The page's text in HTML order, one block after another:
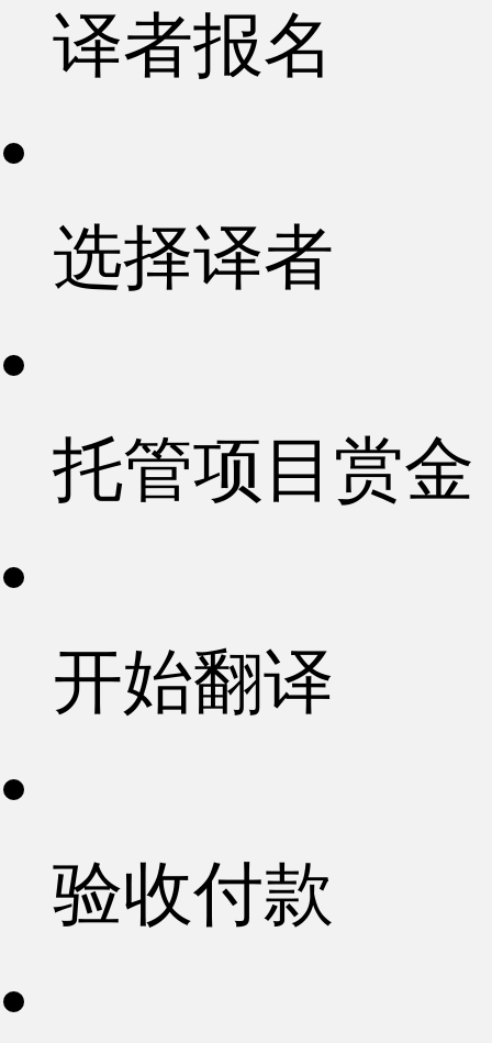
译者报名
选择译者
托管项目赏金
开始翻译
验收付款